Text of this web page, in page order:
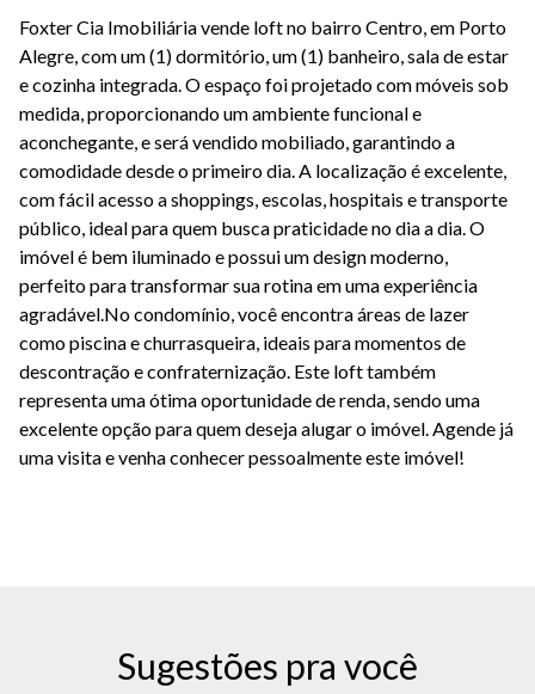
Foxter Cia Imobiliária vende loft no bairro Centro, em Porto
Alegre, com um (1) dormitório, um (1) banheiro, sala de estar
e cozinha integrada. O espaço foi projetado com móveis sob
medida, proporcionando um ambiente funcional e
aconchegante, e será vendido mobiliado, garantindo a
comodidade desde o primeiro dia. A localização é excelente,
com fácil acesso a shoppings, escolas, hospitais e transporte
público, ideal para quem busca praticidade no dia a dia. O
imóvel é bem iluminado e possui um design moderno,
perfeito para transformar sua rotina em uma experiência
agradável.No condomínio, você encontra áreas de lazer
como piscina e churrasqueira, ideais para momentos de
descontração e confraternização. Este loft também
representa uma ótima oportunidade de renda, sendo uma
excelente opção para quem deseja alugar o imóvel. Agende já
uma visita e venha conhecer pessoalmente este imóvel!
Sugestões pra você